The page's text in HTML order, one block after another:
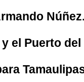
el Puerto del